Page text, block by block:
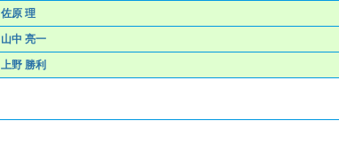
佐原 理
山中 亮一
上野 勝利